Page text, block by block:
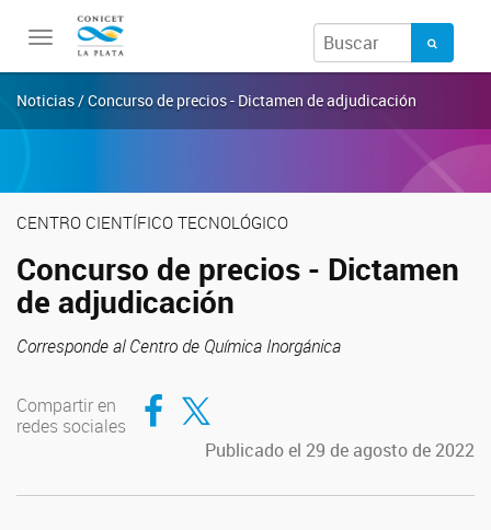
Toggle
navigation
Noticias / Concurso de precios - Dictamen de adjudicación
CENTRO CIENTÍFICO TECNOLÓGICO
Concurso de precios - Dictamen
de adjudicación
Corresponde al Centro de Química Inorgánica
Compartir en
redes sociales
Compartir en Facebook
Compartir en Twitter
Publicado el 29 de agosto de 2022